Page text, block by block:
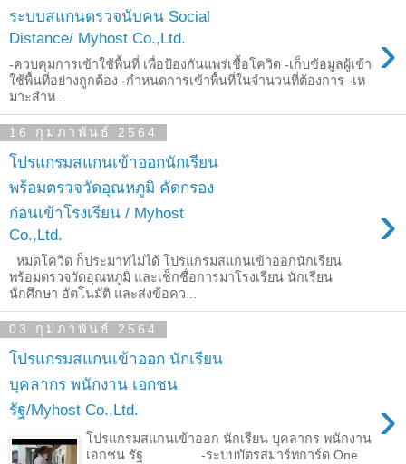
ระบบสแกนตรวจนับคน Social
Distance/ Myhost Co.,Ltd.
›
-ควบคุมการเข้าใช้พื้นที่ เพื่อป้องกันแพร่เชื้อโควิด -เก็บข้อมูลผู้เข้า
ใช้พื้นที่อย่างถูกต้อง -กำหนดการเข้าพื้นที่ในจำนวนที่ต้องการ -เห
มาะสำห...
16 กุมภาพันธ์ 2564
โปรแกรมสแกนเข้าออกนักเรียน
พร้อมตรวจวัดอุณหภูมิ คัดกรอง
ก่อนเข้าโรงเรียน / Myhost
Co.,Ltd.
›
หมดโควิด ก็ประมาทไม่ได้ โปรแกรมสแกนเข้าออกนักเรียน
พร้อมตรวจวัดอุณหภูมิ และเช็กชื่อการมาโรงเรียน นักเรียน
นักศึกษา อัตโนมัติ และส่งข้อคว...
03 กุมภาพันธ์ 2564
โปรแกรมสแกนเข้าออก นักเรียน
บุคลากร พนักงาน เอกชน
รัฐ/Myhost Co.,Ltd.
›
โปรแกรมสแกนเข้าออก นักเรียน บุคลากร พนักงาน
เอกชน รัฐ -ระบบบัตรสมาร์ทการ์ด One